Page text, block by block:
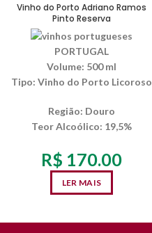
Vinho do Porto Adriano Ramos
Pinto Reserva
PORTUGAL
Volume: 500 ml
Tipo: Vinho do Porto Licoroso
Região: Douro
Teor Alcoólico: 19,5%
R$ 170.00
LER MAIS